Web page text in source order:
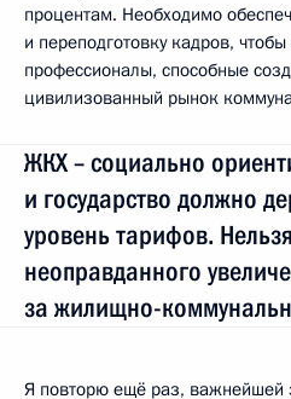
процентам. Необходимо
и переподготовку кадров,
профессионалы, способные
цивилизованный рынок
ЖКХ – социально
и государство должно
уровень тарифов.
неоправданного
за жилищно-
Я повторю ещё раз, важнейшей